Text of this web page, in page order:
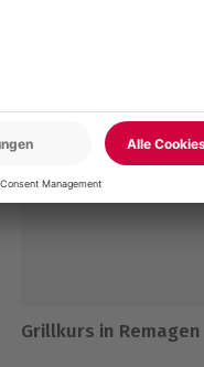
Grillkurs in Remagen